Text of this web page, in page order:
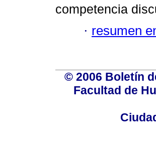
competencia
· resumen
© 2006 Boletín
Facultad de